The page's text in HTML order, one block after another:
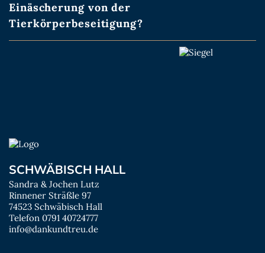
Einäscherung von der
Tierkörperbeseitigung?
SCHWÄBISCH HALL
Sandra & Jochen Lutz
Rinnener Sträßle 97
74523 Schwäbisch Hall
Telefon 0791 40724777
info@dankundtreu.de